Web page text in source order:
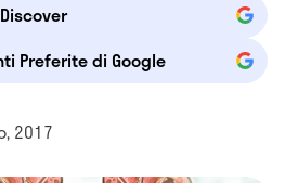
Preferite di Google
2017